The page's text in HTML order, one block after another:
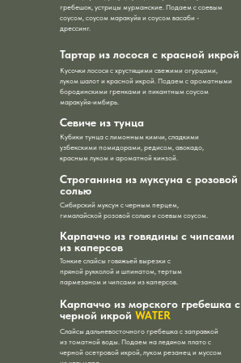
Тартар из лосося с красной икрой
Севиче из тунца
Строганина из муксуна с розовой
солью
Карпаччо из говядины с чипсами
из каперсов
Карпаччо из морского гребешка с
черной икрой WATER
гребешок, устрицы мурманские. Подаем с соевым
соусом, соусом маракуйя и соусом васаби -
дрессинг.
Кусочки лосося с хрустящими свежими огурцами,
луком шалот и красной икрой. Подаем с ароматными
бородинскими гренками и пикантным соусом
маракуйя-имбирь.
Кубики тунца с лимонным кимчи, сладкими
узбекскими помидорами, редисом, авокадо,
красным луком и ароматной кинзой.
Сибирский муксун с черным перцем,
гималайской розовой солью и соевым соусом.
Тонкие слайсы говяжьей вырезки с
пряной рукколой и шпинатом, тертым
пармезаном и чипсами из каперсов.
Слайсы дальневосточного гребешка с заправкой
из томатной воды. Подаем на ледяном плато с
черной осетровой икрой, луком резанец и муссом